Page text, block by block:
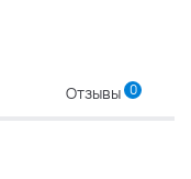
Отзывы 0